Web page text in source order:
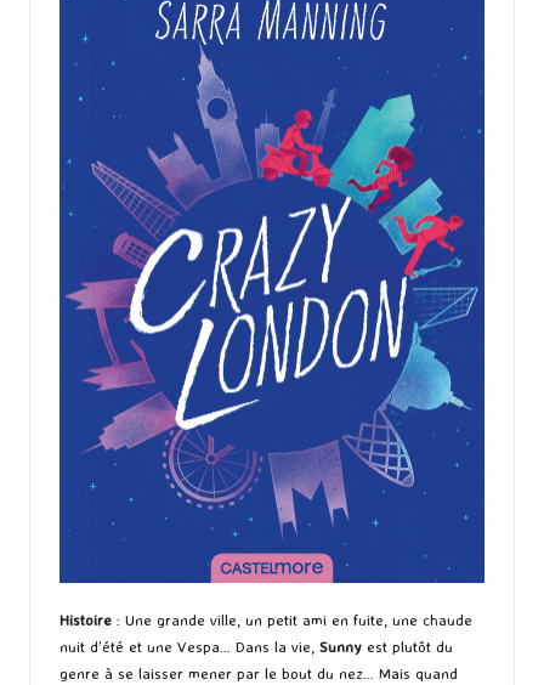
Histoire : Une grande ville, un petit ami en fuite, une chaude
nuit d’été et une Vespa… Dans la vie, Sunny est plutôt du
genre à se laisser mener par le bout du nez… Mais quand